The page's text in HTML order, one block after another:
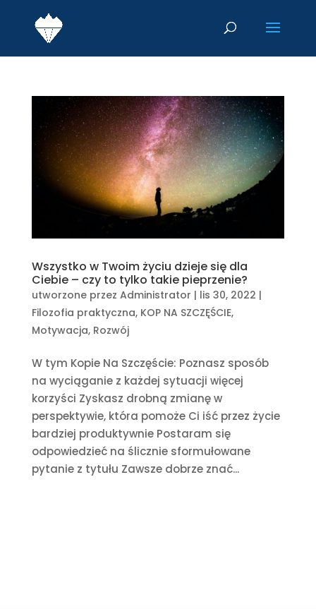
Wszystko w Twoim życiu dzieje się dla
Ciebie – czy to tylko takie pieprzenie?
utworzone przez Administrator | lis 30, 2022 |
Filozofia praktyczna, KOP NA SZCZĘŚCIE,
Motywacja, Rozwój
W tym Kopie Na Szczęście: Poznasz sposób
na wyciąganie z każdej sytuacji więcej
korzyści Zyskasz drobną zmianę w
perspektywie, która pomoże Ci iść przez życie
bardziej produktywnie Postaram się
odpowiedzieć na ślicznie sformułowane
pytanie z tytułu Zawsze dobrze znać...